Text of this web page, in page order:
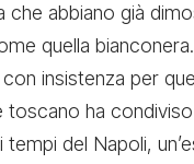
che abbiano già
quella bianconera.
insistenza per
toscano ha
del Napoli,